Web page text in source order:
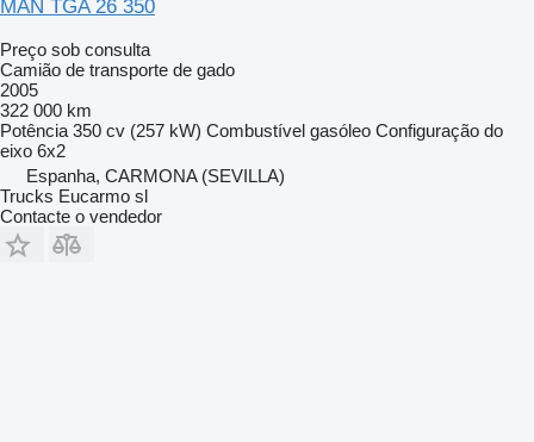
MAN TGA 26 350
Preço sob consulta
Camião de transporte de gado
2005
322 000 km
Potência 350 cv (257 kW) Combustível gasóleo Configuração do
eixo 6x2
Espanha, CARMONA (SEVILLA)
Trucks Eucarmo sl
Contacte o vendedor